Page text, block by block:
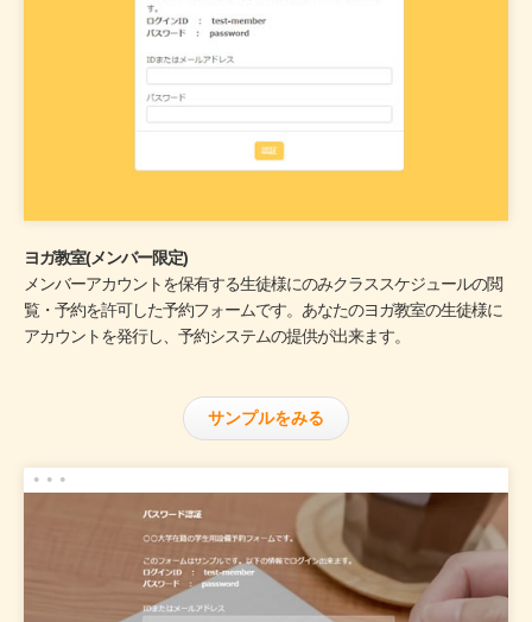
ヨガ教室(メンバー限定)
メンバーアカウントを保有する生徒様にのみクラススケジュールの閲
覧・予約を許可した予約フォームです。あなたのヨガ教室の生徒様に
アカウントを発行し、予約システムの提供が出来ます。
サンプルをみる